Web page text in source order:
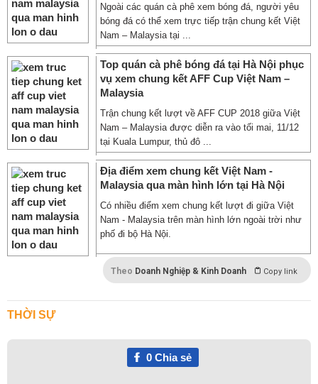
Ngoài các quán cà phê xem bóng đá, người yêu
bóng đá có thể xem trực tiếp trận chung kết Việt
Nam – Malaysia tại ...
Top quán cà phê bóng đá tại Hà Nội phục
vụ xem chung kết AFF Cup Việt Nam –
Malaysia
Trận chung kết lượt về AFF CUP 2018 giữa Việt
Nam – Malaysia được diễn ra vào tối mai, 11/12
tại Kuala Lumpur, thủ đô ...
Địa điểm xem chung kết Việt Nam -
Malaysia qua màn hình lớn tại Hà Nội
Có nhiều điểm xem chung kết lượt đi giữa Việt
Nam - Malaysia trên màn hình lớn ngoài trời như
phố đi bộ Hà Nội.
Theo Doanh Nghiệp & Kinh Doanh Copy link
THỜI SỰ
0Chia sẻ